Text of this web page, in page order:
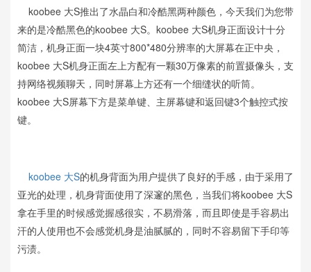
koobee 大S推出了水晶白和冷酷黑两种颜色，今天我们为您带
来的是冷酷黑色的koobee 大S。koobee 大S机身正面设计十分
简洁，机身正面一块4英寸800*480分辨率的大屏幕在正中央，
koobee 大S机身正面左上方配有一颗30万像素的前置摄像头，支
持网络视频聊天，同时屏幕上方还有一个细缝状的听筒。
koobee 大S屏幕下方是菜单键、主屏幕键和返回键3个触控式按
键。
koobee 大S的机身背面为用户提供了良好的手感，由于采用了
亚光的处理，机身背面使用了深邃的黑色，当我们将koobee 大S
拿在手里的时候感觉握感很实，不易滑落，而且即使是手容易出
汗的人使用也不会感觉机身是油腻腻的，同时不容易留下手印等
污渍。